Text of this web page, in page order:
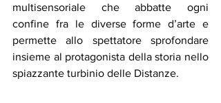
multisensoriale che abbatte ogni
confine fra le diverse forme d’arte e
permette allo spettatore sprofondare
insieme al protagonista della storia nello
spiazzante turbinio delle Distanze.